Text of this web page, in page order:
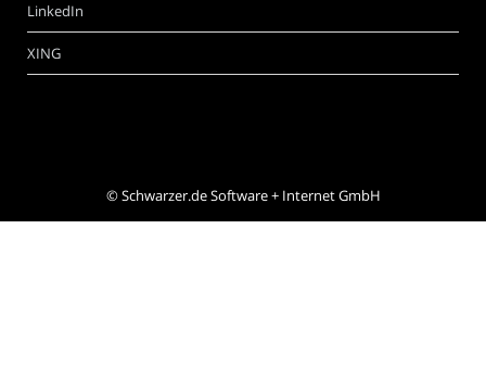
LinkedIn
XING
©Schwarzer.de Software + Internet GmbH